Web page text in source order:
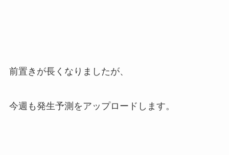
前置きが長くなりましたが、
今週も発生予測をアップロードします。